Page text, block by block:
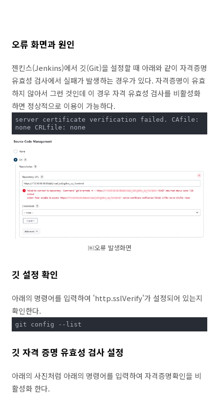
오류 화면과 원인
젠킨스(Jenkins)에서 깃(Git)을 설정할 때 아래와 같이 자격증명
유효성 검사에서 실패가 발생하는 경우가 있다. 자격증명이 유효
하지 않아서 그런 것인데 이 경우 자격 유효성 검사를 비활성화
하면 정상적으로 이용이 가능하다.
server certificate verification failed. CAfile:
none CRLfile: none
￼오류 발생화면
깃 설정 확인
아래의 명령어를 입력하여 'http.sslVerify'가 설정되어 있는지
확인한다.
git config --list
깃 자격 증명 유효성 검사 설정
아래의 사진처럼 아래의 명령어를 입력하여 자격증명확인을 비
활성화 한다.